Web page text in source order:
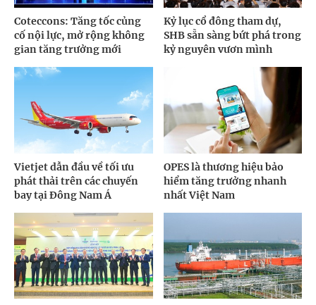
Coteccons: Tăng tốc củng
cố nội lực, mở rộng không
gian tăng trưởng mới
Kỷ lục cổ đông tham dự,
SHB sẵn sàng bứt phá trong
kỷ nguyên vươn mình
Vietjet dẫn đầu về tối ưu
phát thải trên các chuyến
bay tại Đông Nam Á
OPES là thương hiệu bảo
hiểm tăng trưởng nhanh
nhất Việt Nam